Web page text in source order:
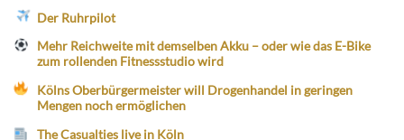
Der Ruhrpilot
Mehr Reichweite mit demselben Akku – oder wie das E-Bike
zum rollenden Fitnessstudio wird
Kölns Oberbürgermeister will Drogenhandel in geringen
Mengen noch ermöglichen
The Casualties live in Köln